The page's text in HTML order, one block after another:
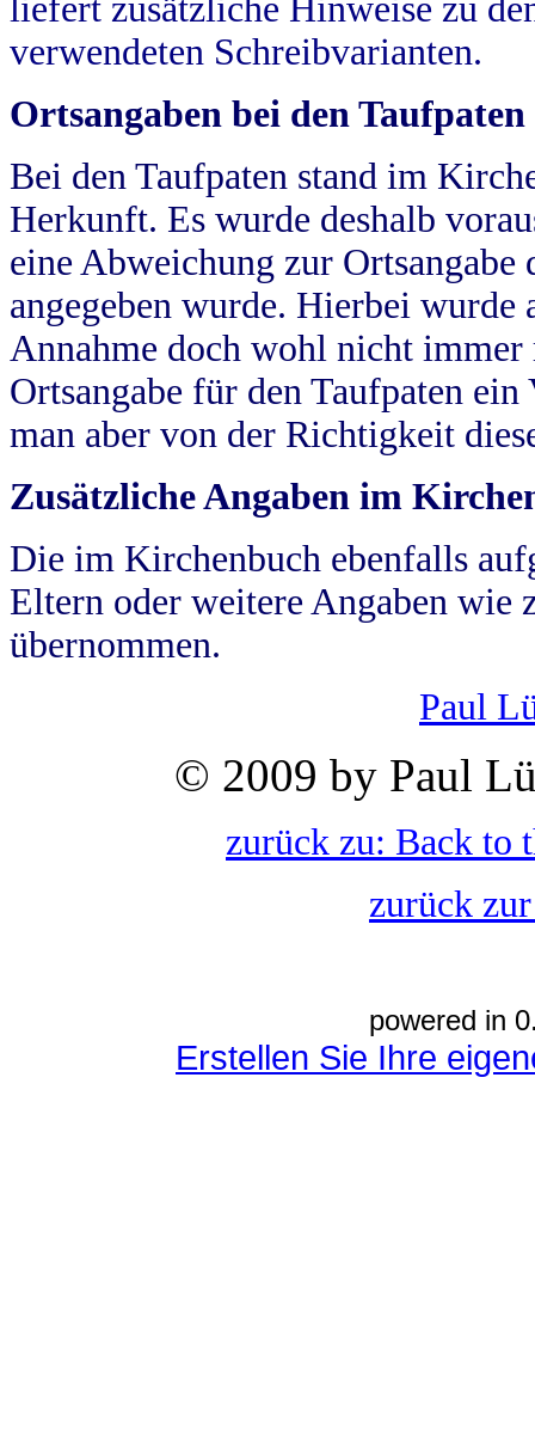
liefert zusätzliche Hinweise zu
verwendeten Schreibvarianten.
Ortsangaben bei den Taufpaten
Bei den Taufpaten stand im
Herkunft. Es wurde deshalb
eine Abweichung zur
angegeben wurde. Hierbei wurde
Annahme doch wohl nicht
Ortsangabe für den Taufpaten
man aber von der Richtigkeit
Zusätzliche Angaben im
Die im Kirchenbuch ebenfalls
Eltern oder weitere Angaben wie
übernommen.
Paul
© 2009 by Paul
zurück zu: Back to
zurück
powered in
Erstellen Sie Ihre